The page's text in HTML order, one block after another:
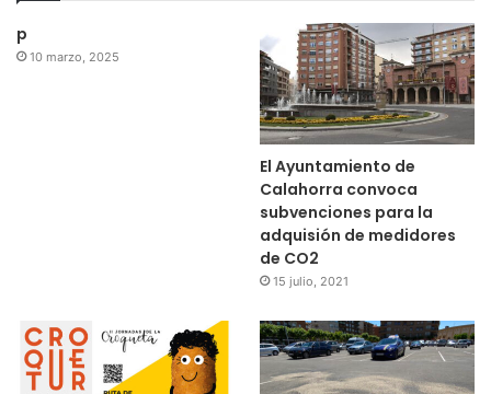
p
10 marzo, 2025
El Ayuntamiento de
Calahorra convoca
subvenciones para la
adquisión de medidores
de CO2
15 julio, 2021